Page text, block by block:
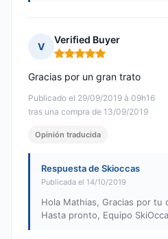
V
Verified Buyer
Nota: 5 de 5
Publicado el 29/09/2019 à 09h16
tras una compra de 13/09/2019
Gracias por un gran trato
Opinión traducida
Respuesta de Skioccas
Publicada el 14/10/2019
Hola Mathias, Gracias por tu
Hasta pronto, Equipo